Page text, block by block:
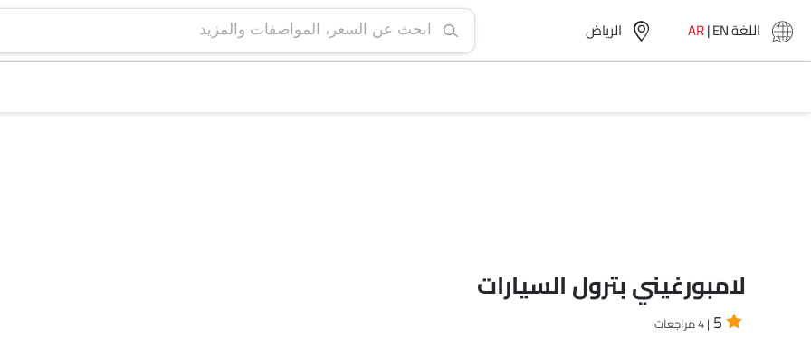
الرياض‎ اللغةEN
|
AR
لامبورغيني بترول السيارات
5 | 4 مراجعات